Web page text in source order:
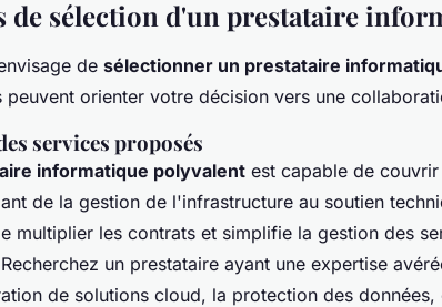
de sélection d'un prestataire
de sélectionner un prestataire
peuvent orienter votre décision vers une
services proposés
informatique polyvalent est capable de
de la gestion de l'infrastructure au soutien
multiplier les contrats et simplifie la gestion des
un prestataire ayant une expertise
de solutions cloud, la protection des données,